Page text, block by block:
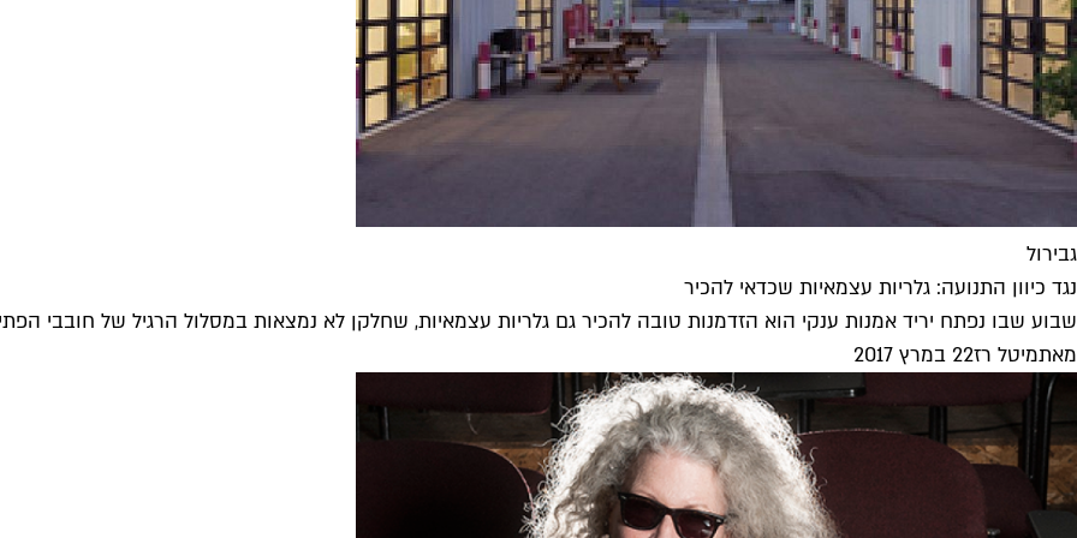
גבירול
נגד כיוון התנועה: גלריות עצמאיות שכדאי להכיר
שבוע שבו נפתח יריד אמנות ענקי הוא הזדמנות טובה להכיר גם גלריות עצמאיות, שחלקן לא נמצאות במסלול הרגיל של חובבי
מאתמיטל רז22 במרץ 2017